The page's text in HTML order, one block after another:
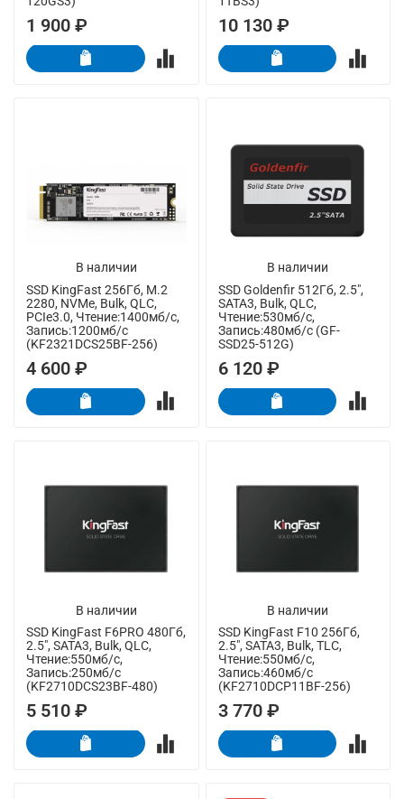
1 900 ₽ 10 130 ₽
В наличии
SSD KingFast 256Гб, M.2
2280, NVMe, Bulk, QLC,
PCIe3.0, Чтение:1400мб/с,
Запись:1200мб/с
(KF2321DCS25BF-256)
4 600 ₽
В наличии
SSD Goldenfir 512Гб, 2.5",
SATA3, Bulk, QLC,
Чтение:530мб/с,
Запись:480мб/с (GF-
SSD25-512G)
6 120 ₽
В наличии
SSD KingFast F6PRO 480Гб,
2.5", SATA3, Bulk, QLC,
Чтение:550мб/с,
Запись:250мб/с
(KF2710DCS23BF-480)
5 510 ₽
В наличии
SSD KingFast F10 256Гб,
2.5", SATA3, Bulk, TLC,
Чтение:550мб/с,
Запись:460мб/с
(KF2710DCP11BF-256)
3 770 ₽